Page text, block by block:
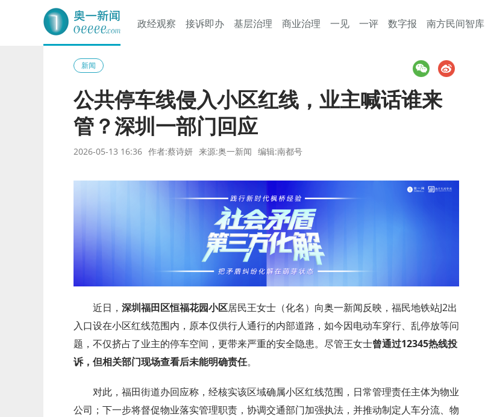
奥一网
政经观察 接诉即办 基层治理 商业治理 一见 一评 数字报 南方民间智库
新闻
公共停车线侵入小区红线，业主喊话谁来
管？深圳一部门回应
2026-05-13 16:36 作者:蔡诗妍 来源:奥一新闻 编辑:南都号
近日， 深圳福田区恒福花园小区居民王女士（化名）向奥一新闻反映，福民地铁站J2出
入口设在小区红线范围内，原本仅供行人通行的内部道路，如今因电动车穿行、乱停放等问
题，不仅挤占了业主的停车空间，更带来严重的安全隐患。尽管王女士曾通过12345热线投
诉，但相关部门现场查看后未能明确责任。
对此，福田街道办回应称，经核实该区域确属小区红线范围，日常管理责任主体为物业
公司；下一步将督促物业落实管理职责，协调交通部门加强执法，并推动制定人车分流、物